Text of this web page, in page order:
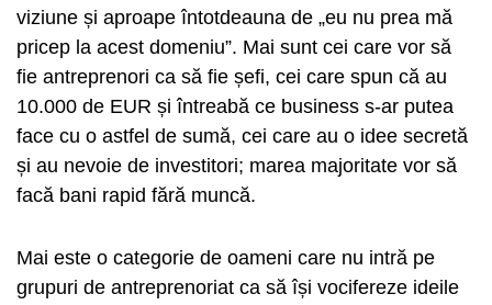
viziune și aproape întotdeauna de „eu nu prea mă
pricep la acest domeniu”. Mai sunt cei care vor să
fie antreprenori ca să fie șefi, cei care spun că au
10.000 de EUR și întreabă ce business s-ar putea
face cu o astfel de sumă, cei care au o idee secretă
și au nevoie de investitori; marea majoritate vor să
facă bani rapid fără muncă.
Mai este o categorie de oameni care nu intră pe
grupuri de antreprenoriat ca să își vocifereze ideile